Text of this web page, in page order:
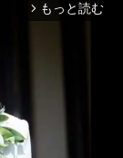
arrow_forward_ios もっと読む